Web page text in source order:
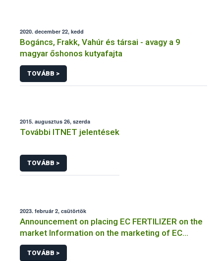
2020. december 22, kedd
Bogáncs, Frakk, Vahúr és társai - avagy a 9
magyar őshonos kutyafajta
TOVÁBB >
2015. augusztus 26, szerda
További ITNET jelentések
TOVÁBB >
2023. február 2, csütörtök
Announcement on placing EC FERTILIZER on the
market Information on the marketing of EC
FERTILIZER and the application for a certificate
TOVÁBB >